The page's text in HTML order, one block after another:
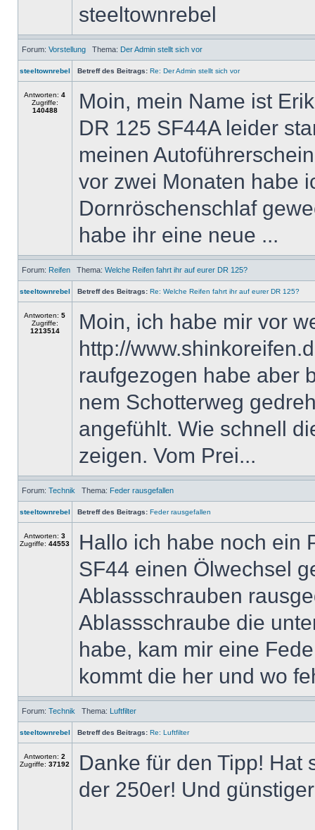
steeltownrebel
Forum: Vorstellung Thema: Der Admin stellt sich vor
steeltownrebel Betreff des Beitrags: Re: Der Admin stellt sich vor
Antworten:4
Zugriffe:
140488
Moin, mein Name ist
DR 125 SF44A leider
meinen
vor zwei Monaten habe
Dornröschenschlaf
habe ihr eine neue ...
Forum: Reifen Thema: Welche Reifen fahrt ihr auf eurer DR 125?
steeltownrebel Betreff des Beitrags: Re: Welche Reifen fahrt ihr auf eurer DR 125?
Antworten:5
Zugriffe:
1213514
Moin, ich habe mir vor
http://
raufgezogen habe aber
nem Schotterweg
angefühlt. Wie schnell
zeigen. Vom Prei...
Forum: Technik Thema: Feder rausgefallen
steeltownrebel Betreff des Beitrags: Feder rausgefallen
Antworten:3
Zugriffe:44553
Hallo ich habe noch ein
SF44 einen Ölwechsel
Ablassschrauben
Ablassschraube die
habe, kam mir eine
kommt die her und wo
Forum: Technik Thema: Luftfilter
steeltownrebel Betreff des Beitrags: Re: Luftfilter
Antworten:2
Zugriffe:37192
Danke für den Tipp! Hat
der 250er! Und